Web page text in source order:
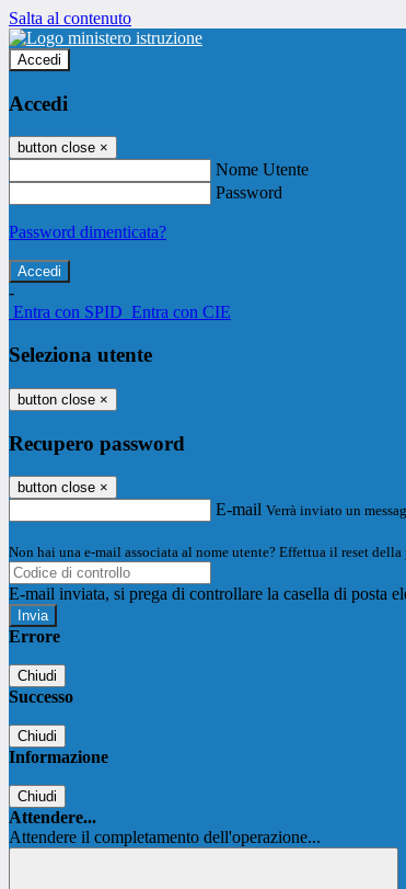
Salta al contenuto
Accedi
Accedi
button close ×
Nome Utente
Password
Password dimenticata?
-
Entra con SPID Entra con CIE
Seleziona utente
button close ×
Recupero password
button close ×
E-mail Verrà inviato un
Non hai una e-mail associata al nome utente? Effettua il reset della
E-mail inviata, si prega di controllare la casella di posta
Errore
Chiudi
Successo
Chiudi
Informazione
Chiudi
Attendere...
Attendere il completamento dell'operazione...